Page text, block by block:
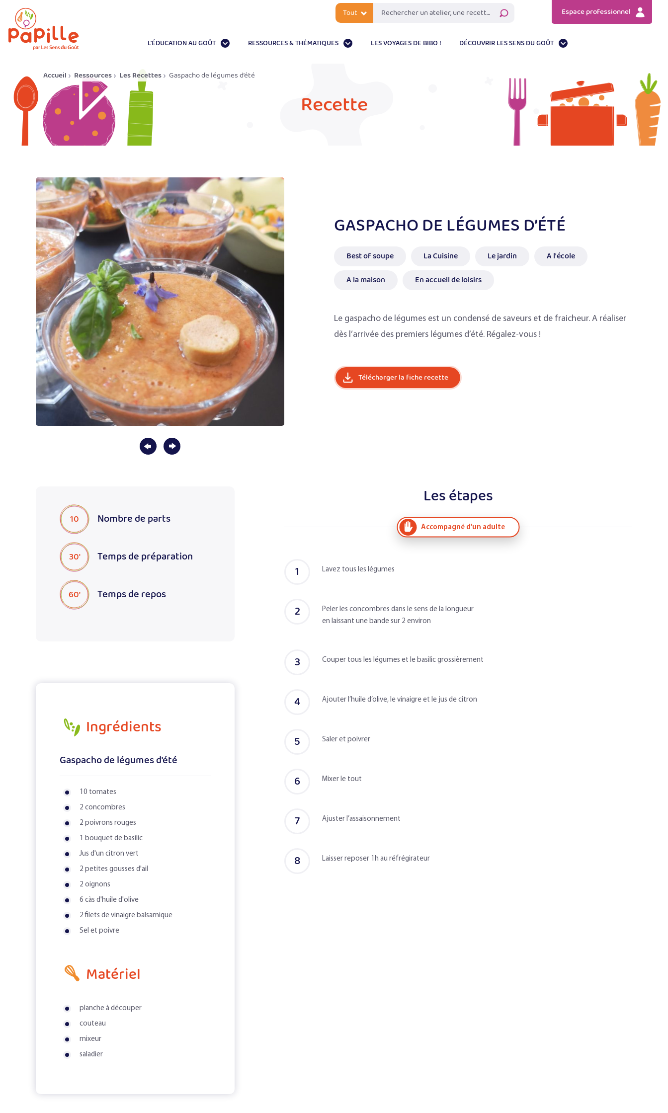
Espace professionnel
Tout Rechercher
L'ÉDUCATION AU GOÛT RESSOURCES & THÉMATIQUES LES VOYAGES DE BIBO ! DÉCOUVRIR LES SENS DU GOÛT
Recette
Accueil Ressources Les Recettes Gaspacho de légumes d’été
GASPACHO DE LÉGUMES D’ÉTÉ
Best of soupe La Cuisine Le jardin
A l'école
A la maison
En accueil de loisirs
Le gaspacho de légumes est un condensé de saveurs et de fraicheur. A réaliser
dès l’arrivée des premiers légumes d’été. Régalez-vous !
Télécharger la fiche recette
10 Nombre de parts
30' Temps de préparation
60' Temps de repos
Ingrédients
Gaspacho de légumes d'été
10 tomates
2 concombres
2 poivrons rouges
1 bouquet de basilic
Jus d'un citron vert
2 petites gousses d'ail
2 oignons
6 càs d'huile d'olive
2 filets de vinaigre balsamique
Sel et poivre
Matériel
planche à découper
couteau
mixeur
saladier
Les étapes
Accompagné d'un adulte
1 Lavez tous les légumes
2
Peler les concombres dans le sens de la longueur
en laissant une bande sur 2 environ
3 Couper tous les légumes et le basilic grossièrement
4 Ajouter l’huile d’olive, le vinaigre et le jus de citron
5 Saler et poivrer
6 Mixer le tout
7 Ajuster l’assaisonnement
8 Laisser reposer 1h au réfrégirateur